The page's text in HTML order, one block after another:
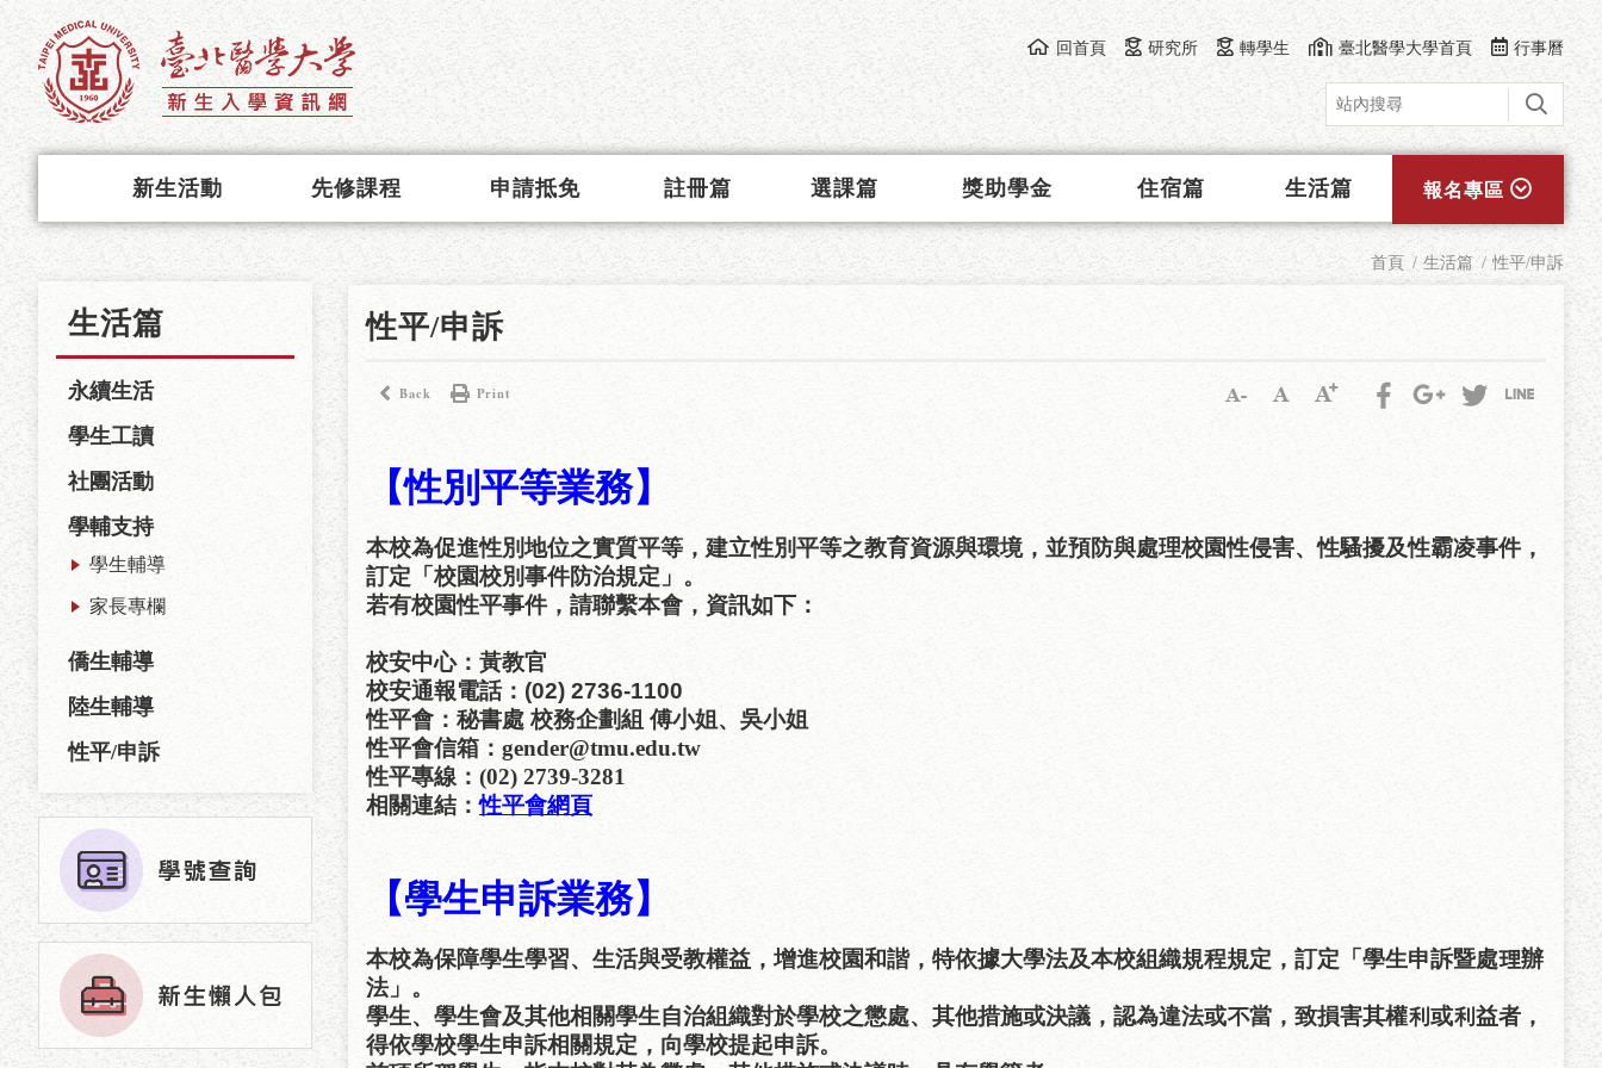
回首頁 研究所 轉學生 臺北醫學大學首頁 行事曆
新生活動 先修課程 申請抵免 註冊篇 選課篇 獎助學金 住宿篇 生活篇 報名專區
生活篇
永續生活
學生工讀
社團活動
學輔支持
學生輔導
家長專欄
僑生輔導
陸生輔導
性平/申訴
首頁 生活篇 性平/申訴
性平/申訴
Back Print
【性別平等業務】
本校為促進性別地位之實質平等，建立性別平等之教育資源與環境，並預防與處理校園性侵害、性騷擾及性霸凌事件，
訂定「校園校別事件防治規定」。
若有校園性平事件，請聯繫本會，資訊如下：
校安中心：黃教官
校安通報電話： (02) 2736-1100
性平會：秘書處 校務企劃組 傅小姐、吳小姐
性平會信箱： gender@tmu.edu.tw
性平專線： (02) 2739-3281
相關連結：性平會網頁
【學生申訴業務】
本校為保障學生學習、生活與受教權益，增進校園和諧，特依據大學法及本校組織規程規定，訂定「學生申訴暨處理辦
法」。
學生、學生會及其他相關學生自治組織對於學校之懲處、其他措施或決議，認為違法或不當，致損害其權利或利益者，
得依學校學生申訴相關規定，向學校提起申訴。